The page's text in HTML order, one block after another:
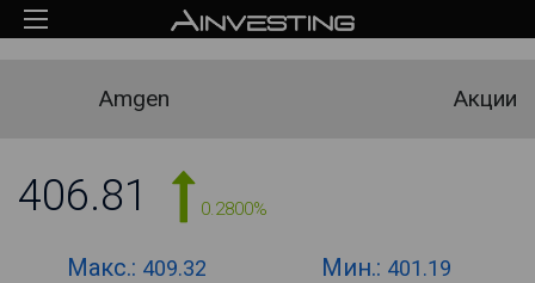
Amgen Акции
406.81 0.2800%
Макс.: 409.32 Мин.: 401.19